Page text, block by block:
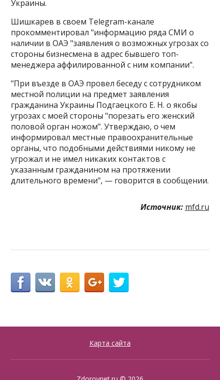
Украины.
Шишкарев в своем Telegram-канале
прокомментировал "информацию ряда СМИ о
наличии в ОАЭ "заявления о возможных угрозах со
стороны бизнесмена в адрес бывшего топ-
менеджера аффилированной с ним компании"​​​.
"При въезде в ОАЭ провел беседу с сотрудником
местной полиции на предмет заявления
гражданина Украины Подгаецкого Е. Н. о якобы
угрозах с моей стороны "порезать его женский
половой орган ножом". Утверждаю, о чем
информировал местные правоохранительные
органы, что подобными действиями никому не
угрожал и не имел никаких контактов с
указанным гражданином на протяжении
длительного времени", — говорится в сообщении.
Источник: mfd.ru
Карта сайта